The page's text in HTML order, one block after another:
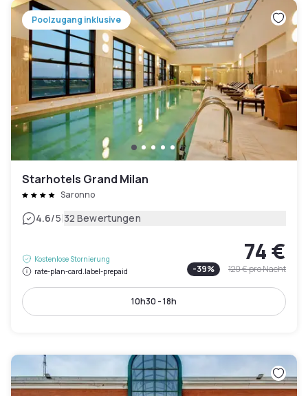
Poolzugang inklusive
Starhotels Grand Milan
Saronno
4.6/5|32 Bewertungen
Kostenlose Stornierung
rate-plan-card.label-prepaid
74 €
-39% 120 €pro Nacht
10h30 - 18h